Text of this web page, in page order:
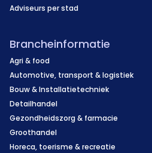
Adviseurs per stad
Brancheinformatie
Agri & food
Automotive, transport & logistiek
Bouw & Installatietechniek
Detailhandel
Gezondheidszorg & farmacie
Groothandel
Horeca, toerisme & recreatie